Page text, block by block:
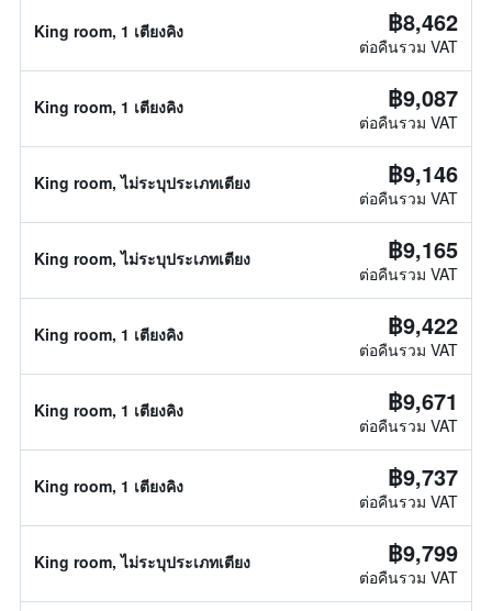
King room, 1 เตียงคิง ฿8,462
ต่อคืนรวม VAT
King room, 1 เตียงคิง ฿9,087
ต่อคืนรวม VAT
King room, ไม่ระบุประเภทเตียง ฿9,146
ต่อคืนรวม VAT
King room, ไม่ระบุประเภทเตียง ฿9,165
ต่อคืนรวม VAT
King room, 1 เตียงคิง ฿9,422
ต่อคืนรวม VAT
King room, 1 เตียงคิง ฿9,671
ต่อคืนรวม VAT
King room, 1 เตียงคิง ฿9,737
ต่อคืนรวม VAT
King room, ไม่ระบุประเภทเตียง ฿9,799
ต่อคืนรวม VAT